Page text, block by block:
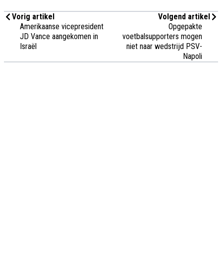
Vorig artikel
Amerikaanse vicepresident
JD Vance aangekomen in
Israël
Volgend artikel
Opgepakte
voetbalsupporters mogen
niet naar wedstrijd PSV-
Napoli